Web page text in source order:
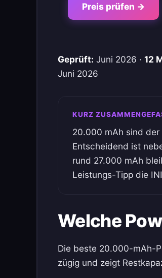
Preis prüfen →
Geprüft: Juni 2026 · 12
Juni 2026
KURZ
20.000 mAh sind
Entscheidend ist
rund 27.000 mAh
Leistungs-Tipp die
Welche
Die beste 20.000-mAh-
zügig und zeigt